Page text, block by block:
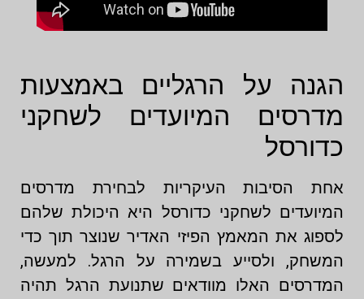
הגנה על הרגליים באמצעות
מדרסים המיועדים לשחקני
כדורסל
אחת הסיבות העיקריות לבחירת מדרסים
המיועדים לשחקני כדורסל היא היכולת שלהם
לספוג את המאמץ הפיזי האדיר שנוצר תוך כדי
המשחק, ולסייע בשמירה על הרגל. למעשה,
המדרסים האלו מוודאים שתנועת הרגל תהיה